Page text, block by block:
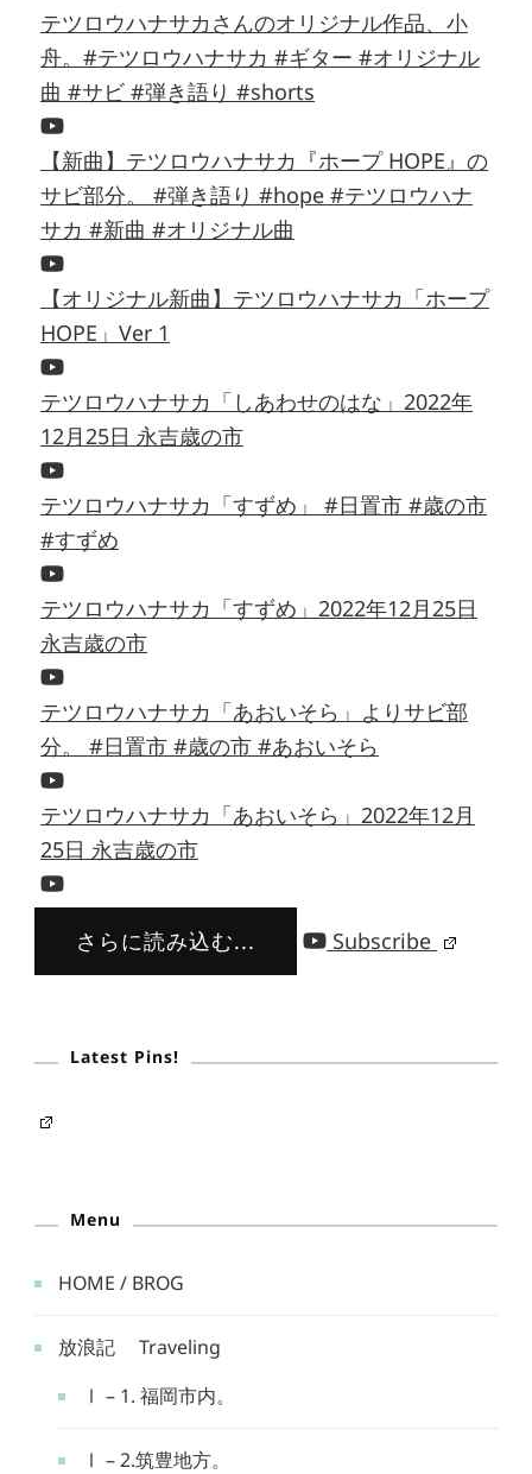
テツロウハナサカさんのオリジナル作品、小
舟。#テツロウハナサカ #ギター #オリジナル
曲 #サビ #弾き語り #shorts
【新曲】テツロウハナサカ『ホープ HOPE』の
サビ部分。 #弾き語り #hope #テツロウハナ
サカ #新曲 #オリジナル曲
【オリジナル新曲】テツロウハナサカ「ホープ
HOPE」Ver 1
テツロウハナサカ「しあわせのはな」2022年
12月25日 永吉歳の市
テツロウハナサカ「すずめ」 #日置市 #歳の市
#すずめ
テツロウハナサカ「すずめ」2022年12月25日
永吉歳の市
テツロウハナサカ「あおいそら」よりサビ部
分。 #日置市 #歳の市 #あおいそら
テツロウハナサカ「あおいそら」2022年12月
25日 永吉歳の市
さらに読み込む... Subscribe
Latest Pins!
Menu
HOME / BROG
放浪記 Traveling
Ⅰ – 1. 福岡市内。
Ⅰ – 2.筑豊地方。